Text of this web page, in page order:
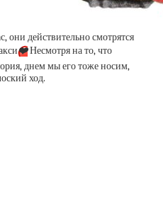
они действительно смотрятся
❤️Несмотря на то, что
днем мы его тоже носим,
ход.